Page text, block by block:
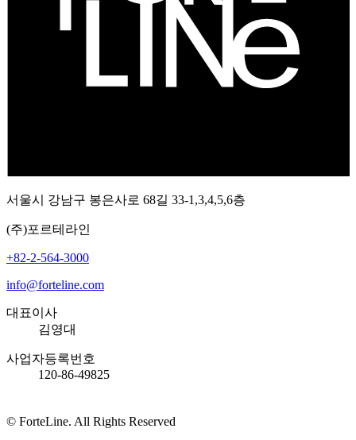
서울시 강남구 봉은사로 68길 33-1,3,4,5,6층
(주)포르테라인
+82-2-564-3000
info@forteline.com
대표이사
김영대
사업자등록번호
120-86-49825
© ForteLine. All Rights Reserved